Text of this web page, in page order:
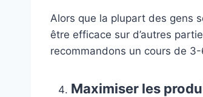
Alors que la plupart des gens
être efficace sur d’autres
recommandons un cours de
Maximiser les